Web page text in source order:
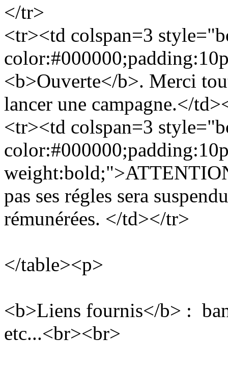
</tr>
<tr><td colspan=3
<b>Ouverte</b>. Merci
lancer une campagne.</
<tr><td colspan=3
pas ses régles sera
rémunérées. </td></tr>
</table><p>
<b>Liens fournis</b> :
etc...<br><br>